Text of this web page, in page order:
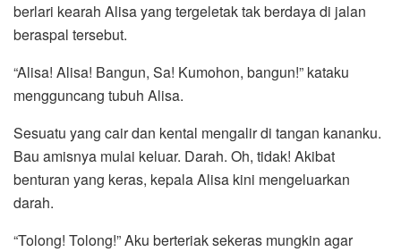
berlari kearah Alisa yang tergeletak tak berdaya di jalan
beraspal tersebut.
“Alisa! Alisa! Bangun, Sa! Kumohon, bangun!” kataku
mengguncang tubuh Alisa.
Sesuatu yang cair dan kental mengalir di tangan kananku.
Bau amisnya mulai keluar. Darah. Oh, tidak! Akibat
benturan yang keras, kepala Alisa kini mengeluarkan
darah.
“Tolong! Tolong!” Aku berteriak sekeras mungkin agar